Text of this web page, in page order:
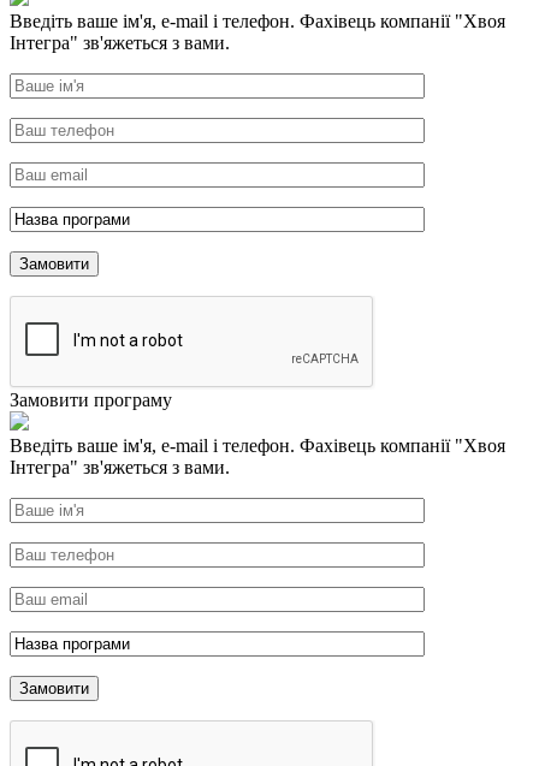
Введіть ваше ім'я, e-mail і телефон. Фахівець компанії "Хвоя
Інтегра" зв'яжеться з вами.
Замовити програму
Введіть ваше ім'я, e-mail і телефон. Фахівець компанії "Хвоя
Інтегра" зв'яжеться з вами.